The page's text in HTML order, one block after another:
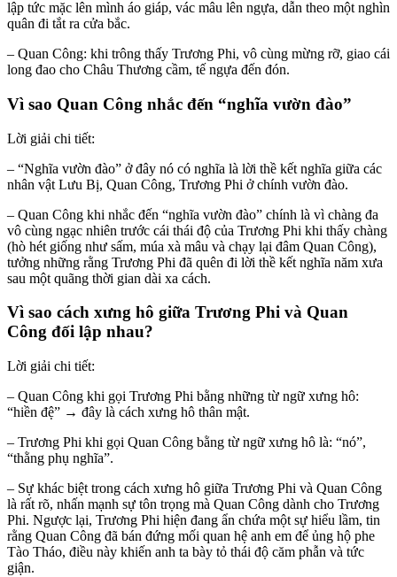
lập tức mặc lên mình áo giáp, vác mâu lên ngựa, dẫn theo một nghìn
quân đi tắt ra cửa bắc.
– Quan Công: khi trông thấy Trương Phi, vô cùng mừng rỡ, giao cái
long đao cho Châu Thương cầm, tế ngựa đến đón.
Vì sao Quan Công nhắc đến “nghĩa vườn đào”
Lời giải chi tiết:
– “Nghĩa vườn đào” ở đây nó có nghĩa là lời thề kết nghĩa giữa các
nhân vật Lưu Bị, Quan Công, Trương Phi ở chính vườn đào.
– Quan Công khi nhắc đến “nghĩa vườn đào” chính là vì chàng đa
vô cùng ngạc nhiên trước cái thái độ của Trương Phi khi thấy chàng
(hò hét giống như sấm, múa xà mâu và chạy lại đâm Quan Công),
tưởng những rằng Trương Phi đã quên đi lời thề kết nghĩa năm xưa
sau một quãng thời gian dài xa cách.
Vì sao cách xưng hô giữa Trương Phi và Quan
Công đối lập nhau?
Lời giải chi tiết:
– Quan Công khi gọi Trương Phi bằng những từ ngữ xưng hô:
“hiền đệ” → đây là cách xưng hô thân mật.
– Trương Phi khi gọi Quan Công bằng từ ngữ xưng hô là: “nó”,
“thằng phụ nghĩa”.
– Sự khác biệt trong cách xưng hô giữa Trương Phi và Quan Công
là rất rõ, nhấn mạnh sự tôn trọng mà Quan Công dành cho Trương
Phi. Ngược lại, Trương Phi hiện đang ẩn chứa một sự hiểu lầm, tin
rằng Quan Công đã bán đứng mối quan hệ anh em để ủng hộ phe
Tào Tháo, điều này khiến anh ta bày tỏ thái độ căm phẫn và tức
giận.